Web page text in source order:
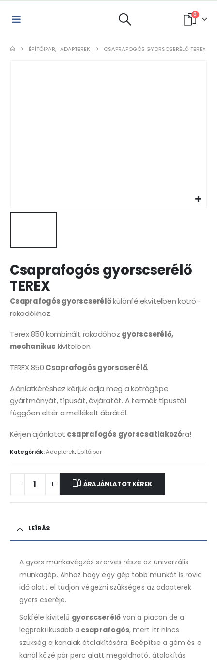
0
ÉPÍTŐIPAR, ADAPTEREK CSAPRAFOGÓS GYORSCSERÉLŐ TEREX
Csaprafogós gyorscserélő
TEREX
Csaprafogós gyorscserélőkülönfélekvitelben kotró-
rakodókhoz.
Terex 850 kombinált rakodóhoz gyorscserélő,
mechanikus kivitelben.
TEREX 850 Csaprafogós gyorscserélő.
Ajánlatkéréshez kérjük adja meg a kotrógépe
gyártmányát, típusát, évjáratát. A termék típustól
függően eltér a mellékelt ábrától.
Kérjen ajánlatot csaprafogós gyorscsatlakozóra!
Kategóriák:Adapterek, Építőipar
ÁRAJÁNLATOT KÉREK
LEÍRÁS
A gyors munkavégzés szerves része az univerzális
munkagép. Ahhoz hogy egy gép több munkát is rövid
idő alatt el tudjon végezni szükséges az adapterek
gyors cseréje.
Sokféle kivitelű gyorscserélő van a piacon de a
legpraktikusabb a csaprafogós, mert itt nincs
szükség a kanalak átalakítására. Beépítse a gém és a
kanál közé pár perc alatt megoldható, átalakítás